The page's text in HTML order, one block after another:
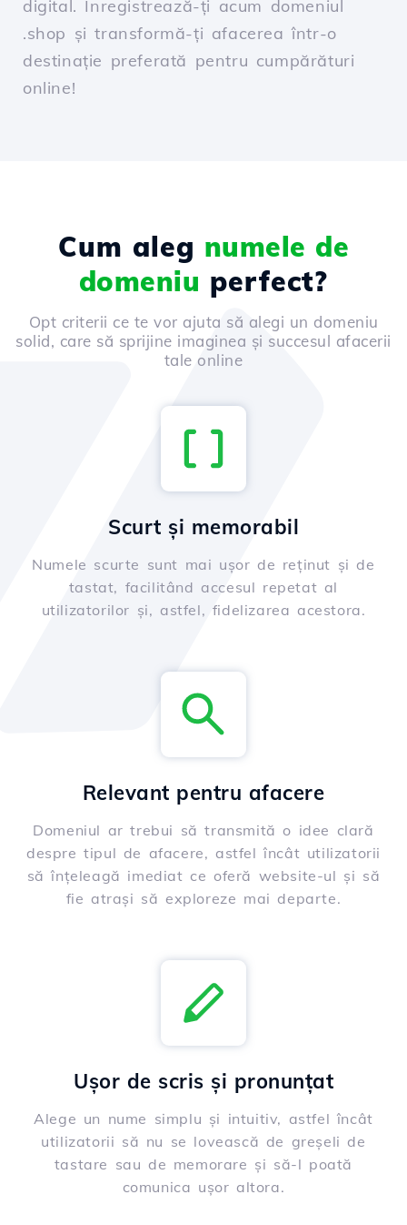
digital. Înregistrează-ți acum domeniul
.shop și transformă-ți afacerea într-o
destinație preferată pentru cumpărături
online!
Cum aleg numele de
domeniu perfect?
Opt criterii ce te vor ajuta să alegi un domeniu
solid, care să sprijine imaginea și succesul afacerii
tale online
Scurt și memorabil
Numele scurte sunt mai ușor de reținut și de
tastat, facilitând accesul repetat al
utilizatorilor și, astfel, fidelizarea acestora.
Relevant pentru afacere
Domeniul ar trebui să transmită o idee clară
despre tipul de afacere, astfel încât utilizatorii
să înțeleagă imediat ce oferă website-ul și să
fie atrași să exploreze mai departe.
Ușor de scris și pronunțat
Alege un nume simplu și intuitiv, astfel încât
utilizatorii să nu se lovească de greșeli de
tastare sau de memorare și să-l poată
comunica ușor altora.